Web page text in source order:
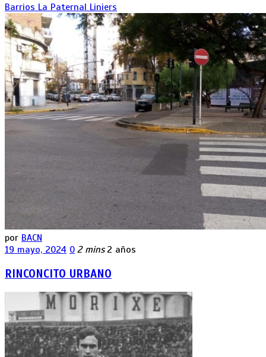
Barrios La Paternal Liniers
por BACN
19 mayo, 2024 0 2 mins 2 años
RINCONCITO URBANO